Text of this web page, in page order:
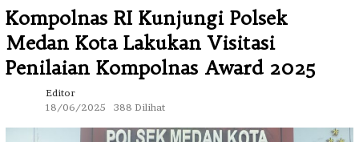
Kompolnas RI Kunjungi Polsek
Medan Kota Lakukan Visitasi
Penilaian Kompolnas Award 2025
Editor
18/06/2025
388 Dilihat